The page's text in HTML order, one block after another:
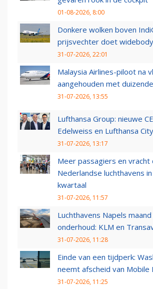
01-08-2026, 8:00
Donkere wolken boven
prijsvechter doet
31-07-2026, 22:01
Malaysia Airlines-piloot na
aangehouden met
31-07-2026, 13:55
Lufthansa Group: nieuwe
Edelweiss en Lufthansa
31-07-2026, 13:17
Meer passagiers en vracht
Nederlandse luchthavens
kwartaal
31-07-2026, 11:57
Luchthavens Napels
onderhoud: KLM en
31-07-2026, 11:28
Einde van een tijdperk:
neemt afscheid van Mobile
31-07-2026, 11:25